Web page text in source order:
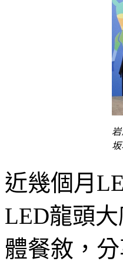
近幾個月
LED龍頭
體餐敘，